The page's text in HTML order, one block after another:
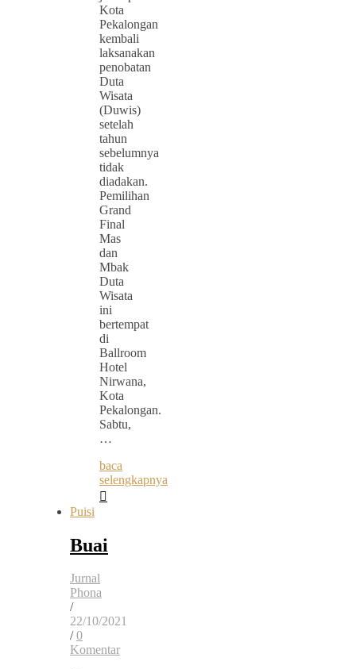
Kota
Pekalongan
kembali
laksanakan
penobatan
Duta
Wisata
(Duwis)
setelah
tahun
sebelumnya
tidak
diadakan.
Pemilihan
Grand
Final
Mas
dan
Mbak
Duta
Wisata
ini
bertempat
di
Ballroom
Hotel
Nirwana,
Kota
Pekalongan.
Sabtu,
…
baca
selengkapnya
Puisi
Buai
Jurnal
Phona
/
22/10/2021
/ 0
Komentar